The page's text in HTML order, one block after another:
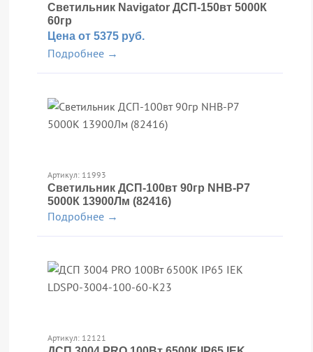
Светильник Navigator ДСП-150вт 5000К
60гр
Цена от 5375 руб.
Подробнее →
Артикул: 11993
Светильник ДСП-100вт 90гр NHB-P7
5000К 13900Лм (82416)
Подробнее →
Артикул: 12121